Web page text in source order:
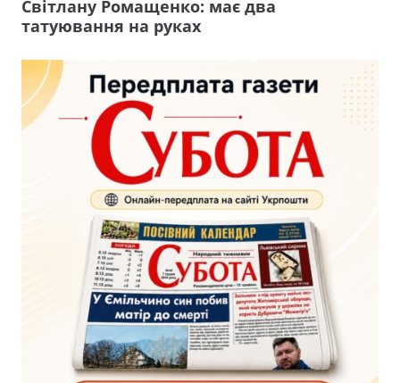
Світлану Ромащенко: має два
татуювання на руках